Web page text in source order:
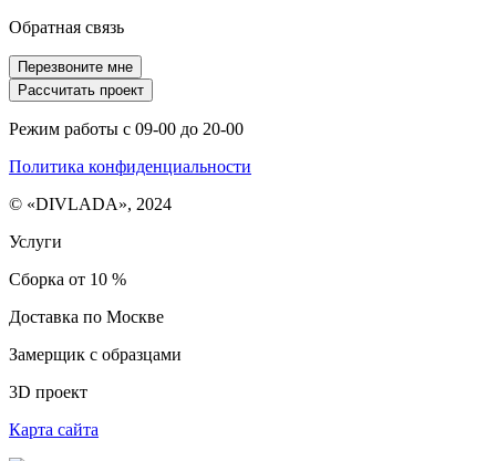
Обратная связь
Перезвоните мне
Рассчитать проект
Режим работы с 09-00 до 20-00
Политика конфиденциальности
© «DIVLADA», 2024
Услуги
Сборка от 10 %
Доставка по Москве
Замерщик с образцами
3D проект
Карта сайта